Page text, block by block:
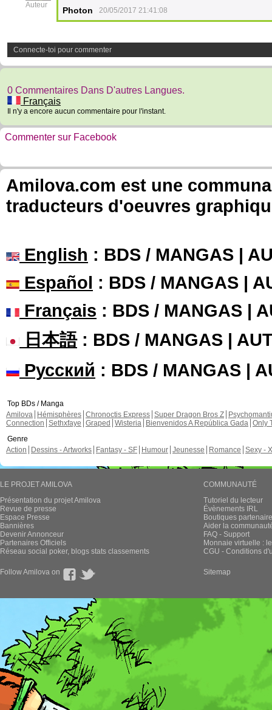
Auteur
Photon 20/05/2017 21:41:08
Connecte-toi pour commenter
0 Commentaires Dans D'autres Langues.
Français
Il n'y a encore aucun commentaire pour l'instant.
Commenter sur Facebook
Amilova.com est une
traducteurs d'oeuvres
English : BDS / MANGAS |
Español : BDS / MANGAS |
Français : BDS / MANGAS |
日本語: BDS / MANGAS |
Русский : BDS / MANGAS |
Top BDs / Manga
Amilova
Hémisphères Chronoctis Express Super Dragon Bros Z
Connection Sethxfaye Graped Wisteria Bienvenidos A República Gada Only
Genre
Action
Dessins - Artworks Fantasy - SF Humour Jeunesse Romance Sexy -
LE PROJET AMILOVA
Présentation du projet Amilova
Revue de presse
Espace Presse
Bannières
Devenir Annonceur
Partenaires Officiels
Réseau social poker, blogs stats classements
COMMUNAUTÉ
Tutoriel du lecteur
Évènements IRL
Boutiques
Aider la
FAQ - Support
Monnaie virtuelle :
CGU - Conditions
Follow Amilova on Sitemap